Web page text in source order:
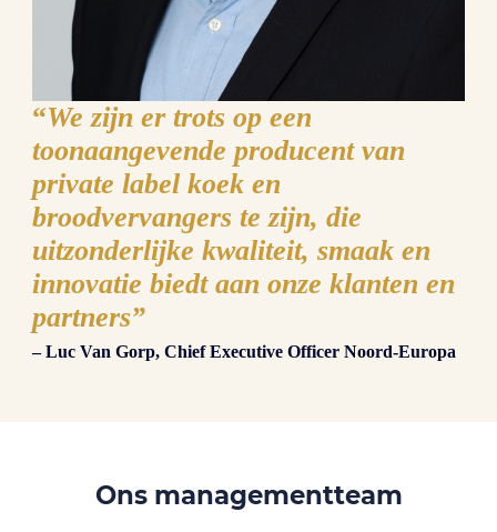
“We zijn er trots op een
toonaangevende producent van
private label koek en
broodvervangers te zijn, die
uitzonderlijke kwaliteit, smaak en
innovatie biedt aan onze klanten en
partners”
– Luc Van Gorp, Chief Executive Officer Noord-Europa
Ons managementteam